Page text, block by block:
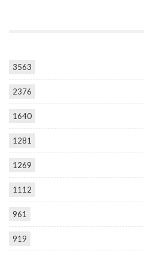
3563
2376
1640
1281
1269
1112
961
919